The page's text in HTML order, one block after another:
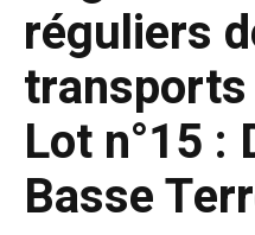
réguliers
Lot n°15 :
Basse